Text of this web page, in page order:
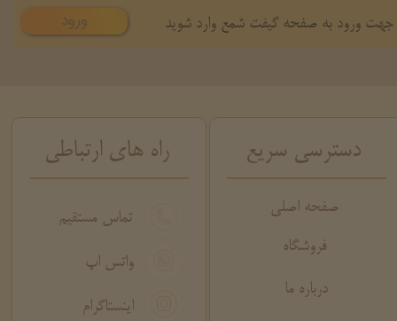
جهت ورود به صفحه گیفت شمع وارد شوید ورود
راه های ارتباطی
تماس مستقیم
اینستاگرام
واتس اپ
دسترسی سریع
صفحه اصلی
فروشگاه
درباره ما